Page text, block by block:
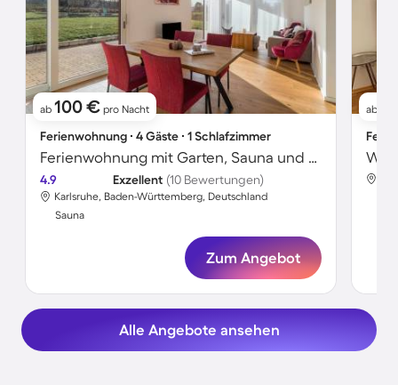
ab 100 € pro Nacht
Ferienwohnung ∙ 4 Gäste ∙ 1 Schlafzimmer
Ferienwohnung mit Garten, Sauna und schnellem Internet | Gartenblick
4.9 Exzellent (10 Bewertungen)
Karlsruhe, Baden-Württemberg, Deutschland
Sauna
Zum Angebot
ab
Alle Angebote ansehen